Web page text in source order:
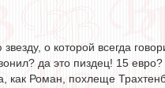
о которой всегда
да это пиздец! 15
Роман, похлеще